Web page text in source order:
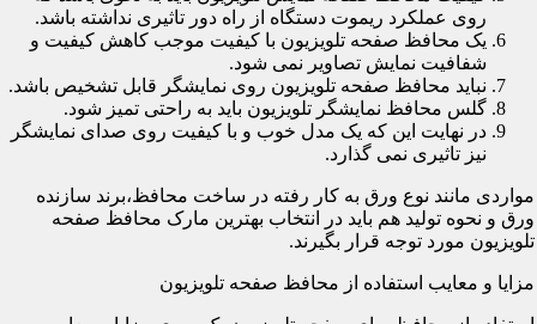
روی عملکرد ریموت دستگاه از راه دور تاثیری نداشته باشد.
یک محافظ صفحه تلویزیون با کیفیت موجب کاهش کیفیت و
شفافیت نمایش تصاویر نمی شود.
نباید محافظ صفحه تلویزیون روی نمایشگر قابل تشخیص باشد.
گلس محافظ نمایشگر تلویزیون باید به راحتی تمیز شود.
در نهایت این که یک مدل خوب و با کیفیت روی صدای نمایشگر
نیز تاثیری نمی گذارد.
مواردی مانند نوع ورق به کار رفته در ساخت محافظ،برند سازنده
ورق و نحوه تولید هم باید در انتخاب بهترین مارک محافظ صفحه
تلویزیون مورد توجه قرار بگیرند.
مزایا و معایب استفاده از محافظ صفحه تلویزیون